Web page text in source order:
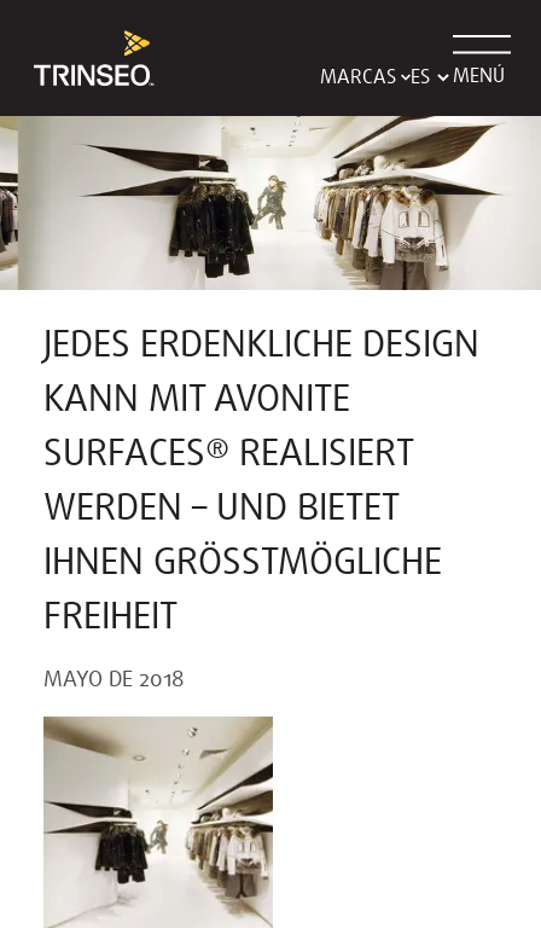
MARCAS MENÚ
JEDES ERDENKLICHE DESIGN
KANN MIT AVONITE
SURFACES® REALISIERT
WERDEN – UND BIETET
IHNEN GRÖSSTMÖGLICHE
FREIHEIT
MAYO DE 2018